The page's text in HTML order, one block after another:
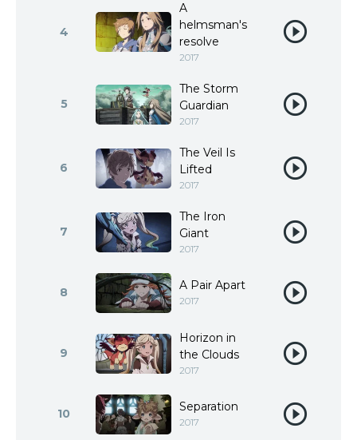
4
A
helmsman's
resolve
2017
5
The Storm
Guardian
2017
6
The Veil Is
Lifted
2017
7
The Iron
Giant
2017
8 A Pair Apart
2017
9
Horizon in
the Clouds
2017
10 Separation
2017